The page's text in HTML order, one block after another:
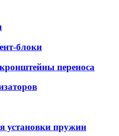
блоки
переноса
установки пружин